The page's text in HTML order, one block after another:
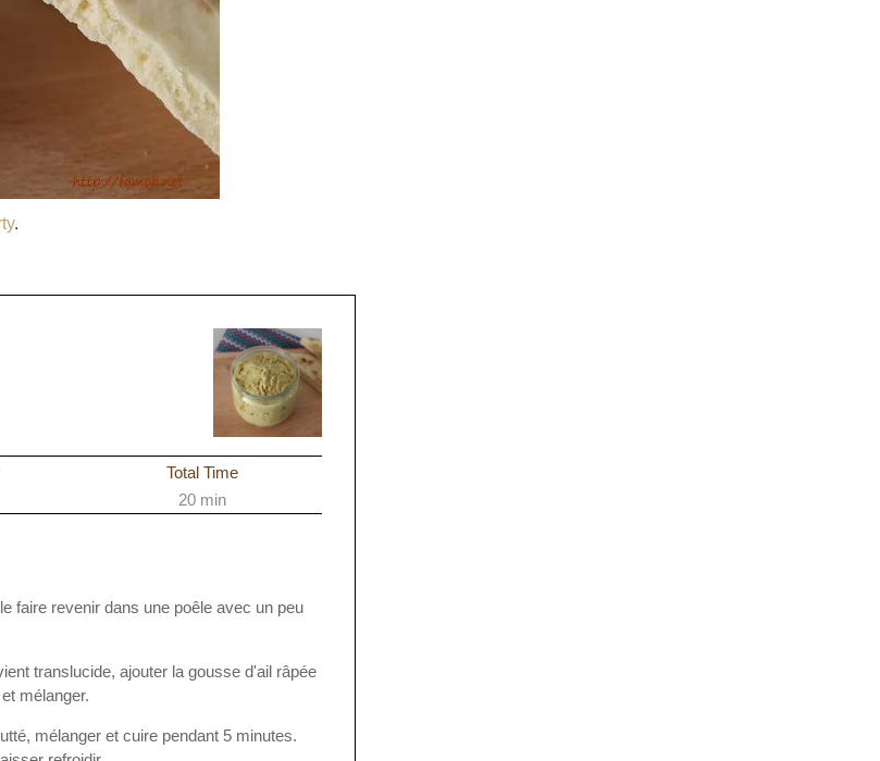
.
Total Time
20 min
faire revenir dans une poêle avec un peu
translucide, ajouter la gousse d'ail râpée
mélanger.
mélanger et cuire pendant 5 minutes.